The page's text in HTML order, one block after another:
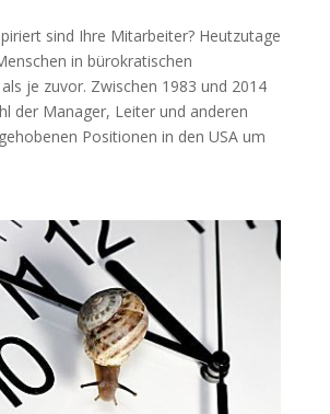
sind Ihre Mitarbeiter? Heutzutage
in bürokratischen
je zuvor. Zwischen 1983 und 2014
der Manager, Leiter und anderen
Positionen in den USA um